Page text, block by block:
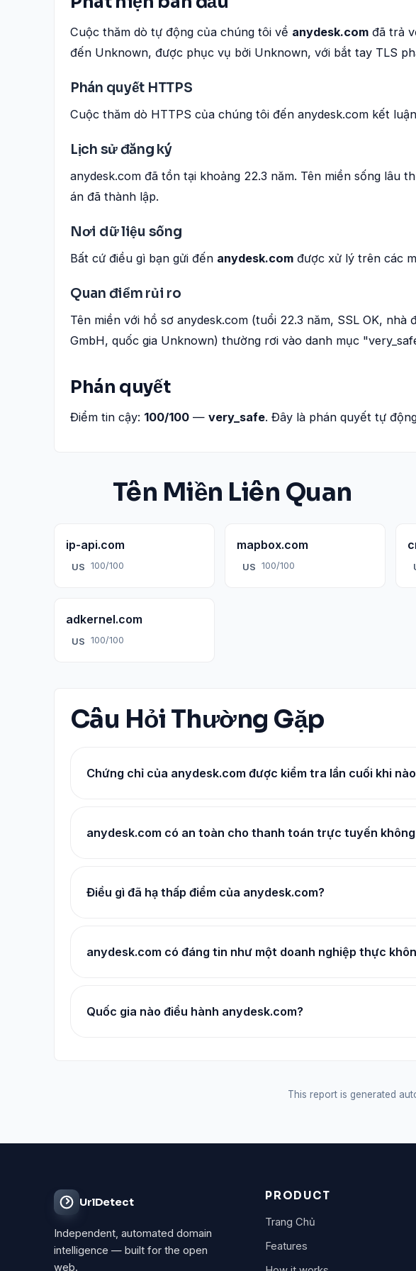
Cuộc thăm dò tự động của chúng tôi về anydesk.com đã trả
đến Unknown, được phục vụ bởi Unknown, với bắt tay TLS
Phán quyết HTTPS
Cuộc thăm dò HTTPS của chúng tôi đến anydesk.com kết
Lịch sử đăng ký
anydesk.com đã tồn tại khoảng 22.3 năm. Tên miền sống lâu
án đã thành lập.
Nơi dữ liệu sống
Bất cứ điều gì bạn gửi đến anydesk.com được xử lý trên các
Quan điểm rủi ro
Tên miền với hồ sơ anydesk.com (tuổi 22.3 năm, SSL OK, nhà
GmbH, quốc gia Unknown) thường rơi vào danh mục
Phán quyết
Điểm tin cậy: 100/100 — very_safe. Đây là phán quyết tự
Tên Miền Liên Quan
ip-api.com
US 100/100
mapbox.com
US 100/100
adkernel.com
US 100/100
Câu Hỏi Thường Gặp
Chứng chỉ của anydesk.com được kiểm tra lần cuối khi
anydesk.com có an toàn cho thanh toán trực tuyến
Điều gì đã hạ thấp điểm của anydesk.com?
anydesk.com có đáng tin như một doanh nghiệp thực
Quốc gia nào điều hành anydesk.com?
This report is generated
UrlDetect
Independent, automated domain
intelligence — built for the open
web.
PRODUCT
Trang Chủ
Features